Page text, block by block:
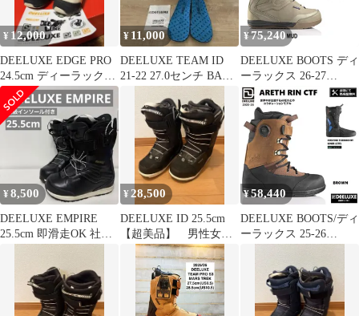
¥ 12,000
DEELUXE EDGE PRO
24.5cm ディーラックス
エッジプロ
¥ 11,000
DEELUXE TEAM ID
21-22 27.0センチ BANE
¥75,240
DEELUXE BOOTS ディ
ーラックス 26-27
EMPIRE CTF LIMITED
カラー:MUD / エンパイ
ア サーモフィット
2027 DEELUXE日本正
規品 保証書付【店舗
にて熱成型無料！】
【2026年10月より順次
発送予定】
¥8,500
DEELUXE EMPIRE
25.5cm 即滑走OK 社外
¥ 28,500
DEELUXE ID 25.5cm
【超美品】 男性女性
兼用
¥58,440
DEELUXE BOOTS/ディ
ーラックス 25-26
ー:BROWN /アースリン
DEELUXE×ARETH
サーモフィット 2026
DEELUXE日本正規